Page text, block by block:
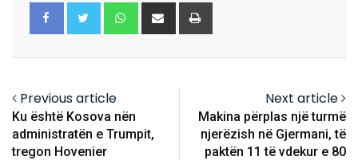
Whatsapp
Share
via
Previous article
Ku është Kosova nën
administratën e Trumpit,
tregon Hovenier
Next article
Makina përplas një turmë
njerëzish në Gjermani, të
paktën 11 të vdekur e 80